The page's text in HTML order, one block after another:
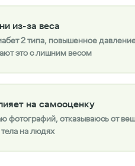
из-за веса
2 типа, повышенное
это с лишним весом
на самооценку
фотографий, отказываюсь от
на людях